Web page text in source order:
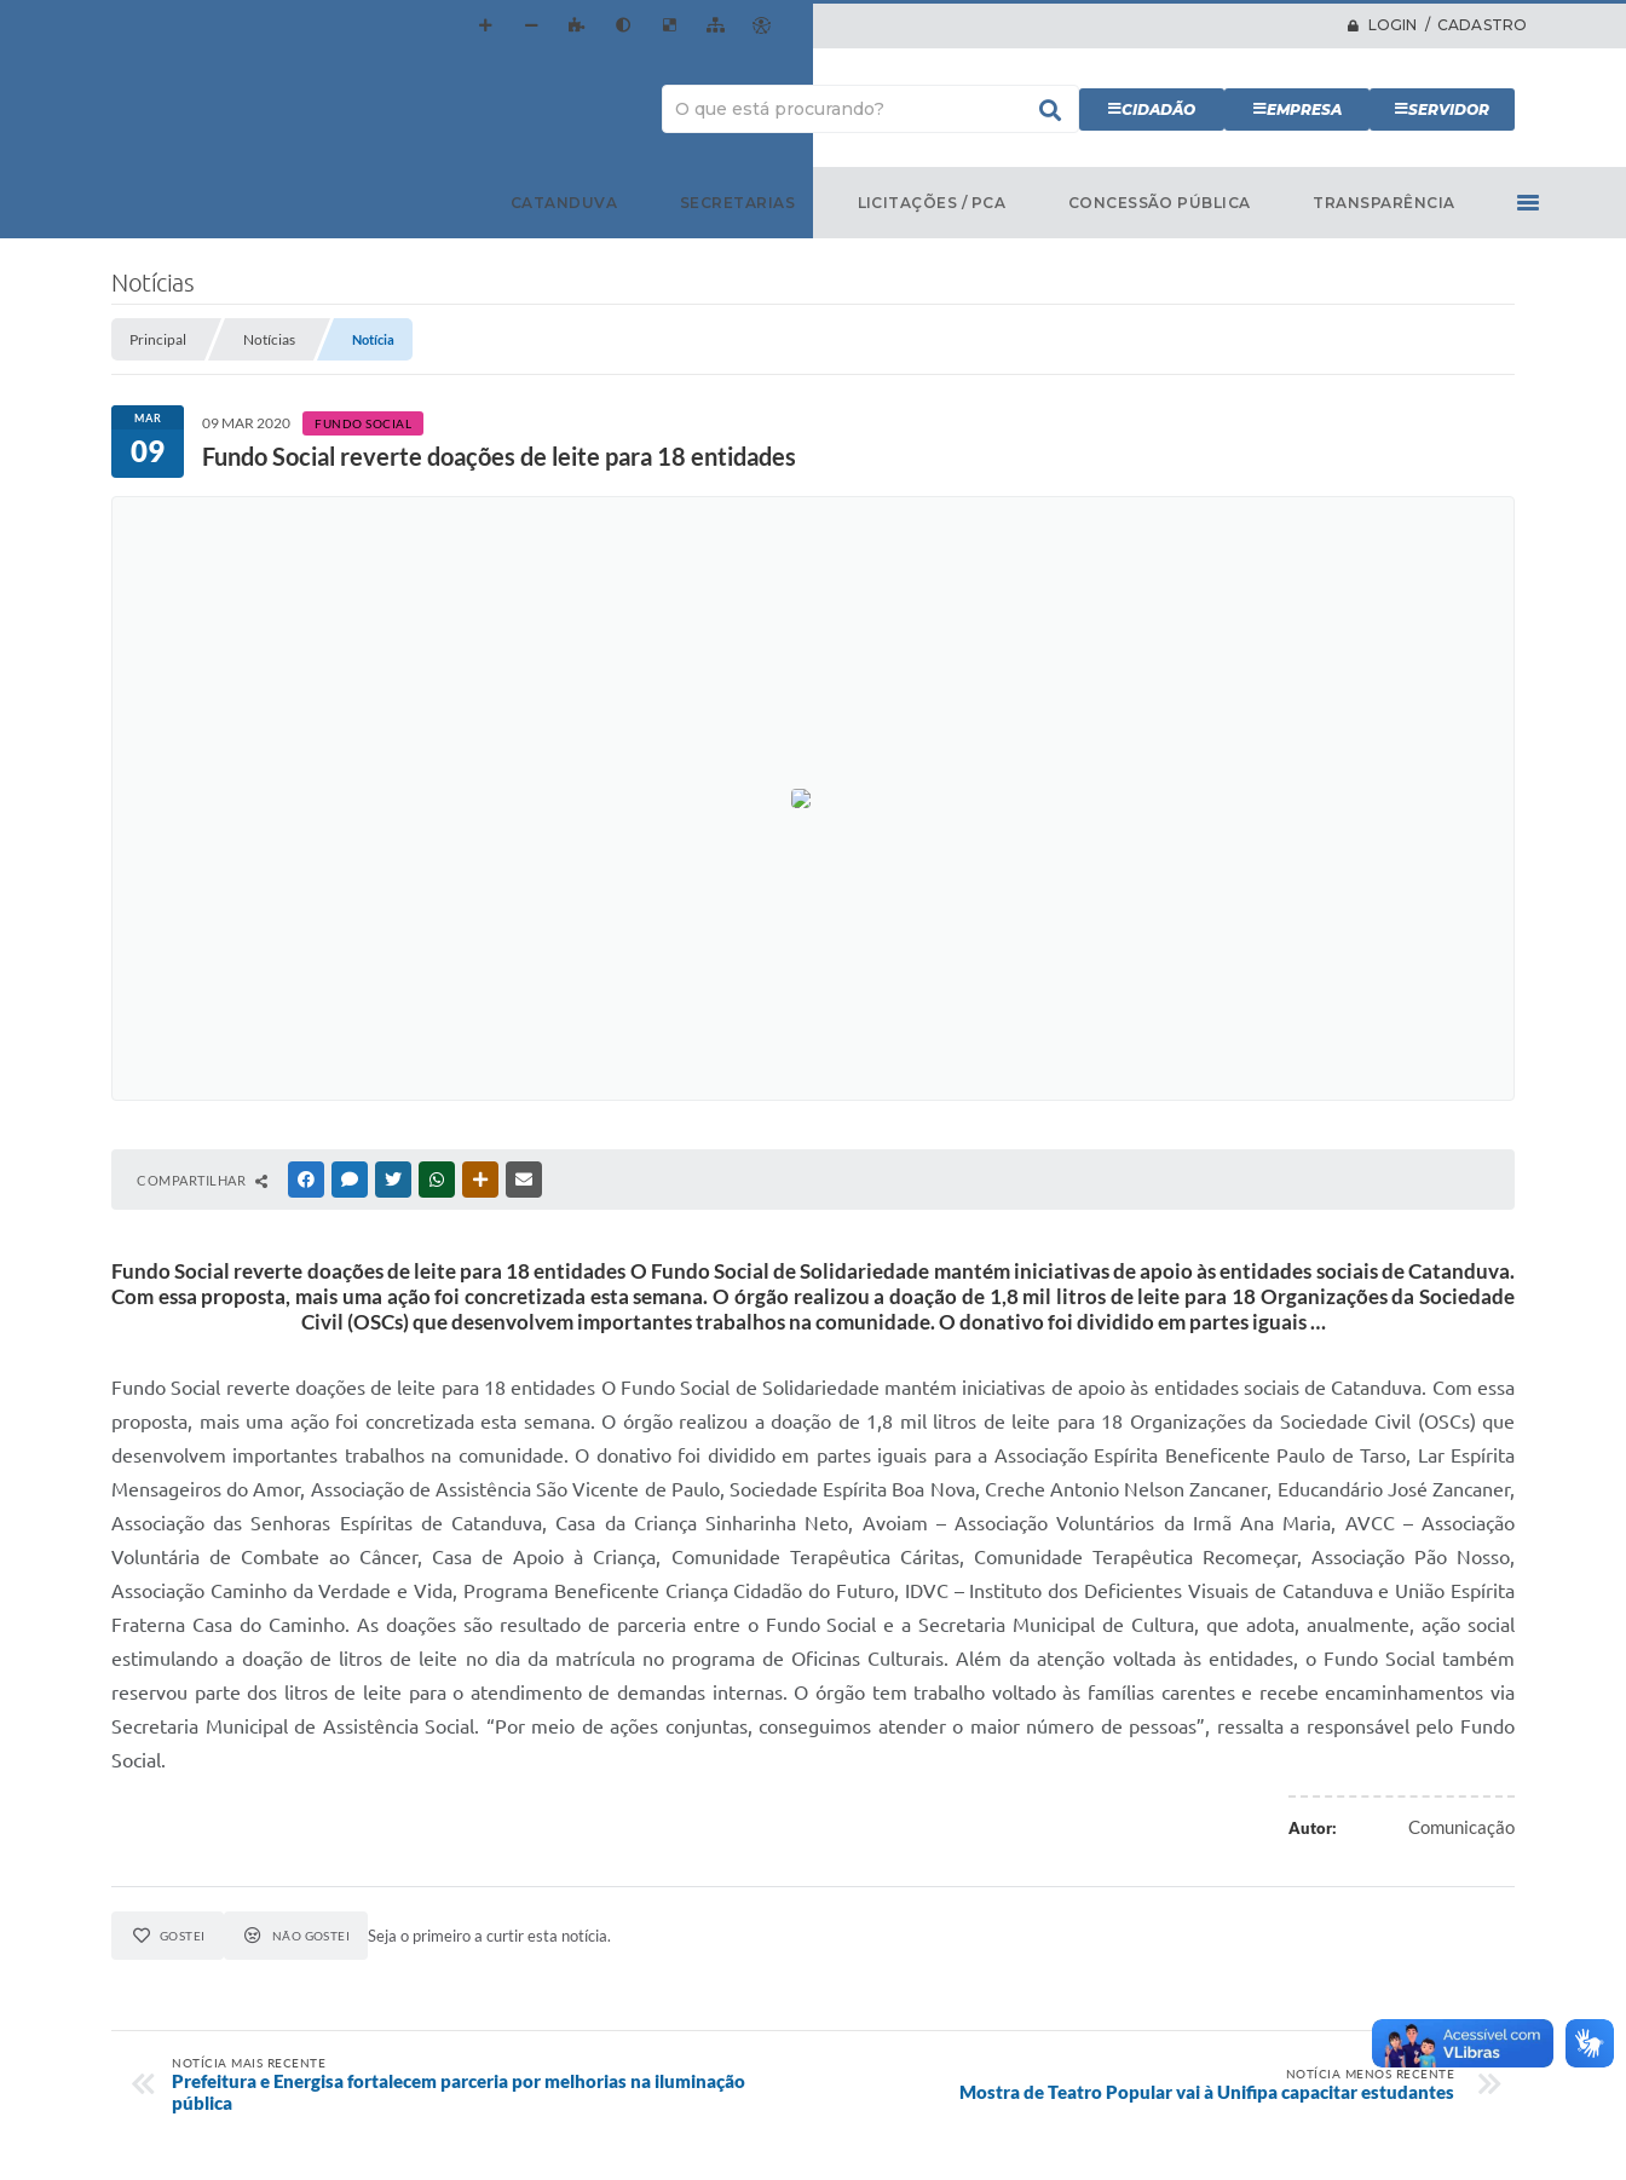
LOGIN / CADASTRO
CIDADÃO EMPRESA SERVIDOR
CATANDUVA SECRETARIAS LICITAÇÕES / PCA CONCESSÃO PÚBLICA TRANSPARÊNCIA
Notícias
Principal Notícias Notícia
MAR
09
09 MAR 2020 FUNDO SOCIAL
Fundo Social reverte doações de leite para 18 entidades
COMPARTILHAR FACEBOOKMESSENGER
TWITTERWHATSAPPOUTRAS MÍDIAS
Fundo Social reverte doações de leite para 18 entidades O Fundo Social de Solidariedade mantém iniciativas de apoio às entidades sociais de Catanduva.
Com essa proposta, mais uma ação foi concretizada esta semana. O órgão realizou a doação de 1,8 mil litros de leite para 18 Organizações da Sociedade
Civil (OSCs) que desenvolvem importantes trabalhos na comunidade. O donativo foi dividido em partes iguais …
Fundo Social reverte doações de leite para 18 entidades O Fundo Social de Solidariedade mantém iniciativas de apoio às entidades sociais de Catanduva. Com essa
proposta, mais uma ação foi concretizada esta semana. O órgão realizou a doação de 1,8 mil litros de leite para 18 Organizações da Sociedade Civil (OSCs) que
desenvolvem importantes trabalhos na comunidade. O donativo foi dividido em partes iguais para a Associação Espírita Beneficente Paulo de Tarso, Lar Espírita
Mensageiros do Amor, Associação de Assistência São Vicente de Paulo, Sociedade Espírita Boa Nova, Creche Antonio Nelson Zancaner, Educandário José Zancaner,
Associação das Senhoras Espíritas de Catanduva, Casa da Criança Sinharinha Neto, Avoiam – Associação Voluntários da Irmã Ana Maria, AVCC – Associação
Voluntária de Combate ao Câncer, Casa de Apoio à Criança, Comunidade Terapêutica Cáritas, Comunidade Terapêutica Recomeçar, Associação Pão Nosso,
Associação Caminho da Verdade e Vida, Programa Beneficente Criança Cidadão do Futuro, IDVC – Instituto dos Deficientes Visuais de Catanduva e União Espírita
Fraterna Casa do Caminho. As doações são resultado de parceria entre o Fundo Social e a Secretaria Municipal de Cultura, que adota, anualmente, ação social
estimulando a doação de litros de leite no dia da matrícula no programa de Oficinas Culturais. Além da atenção voltada às entidades, o Fundo Social também
reservou parte dos litros de leite para o atendimento de demandas internas. O órgão tem trabalho voltado às famílias carentes e recebe encaminhamentos via
Secretaria Municipal de Assistência Social. “Por meio de ações conjuntas, conseguimos atender o maior número de pessoas”, ressalta a responsável pelo Fundo
Social.
Autor: Comunicação
GOSTEI NÃO GOSTEI Seja o primeiro a curtir esta notícia.
NOTÍCIA MAIS RECENTE
Prefeitura e Energisa fortalecem parceria por melhorias na iluminação
pública
NOTÍCIA MENOS RECENTE
Mostra de Teatro Popular vai à Unifipa capacitar estudantes